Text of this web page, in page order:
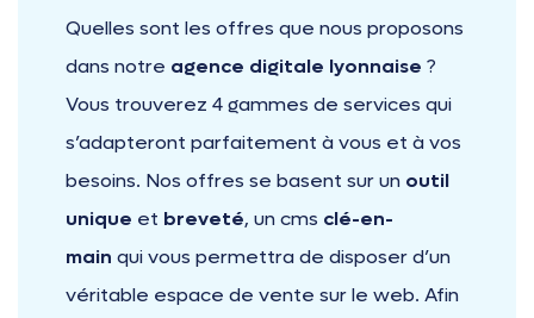
Quelles sont les offres que nous proposons
dans notre agence digitale lyonnaise ?
Vous trouverez 4 gammes de services qui
s’adapteront parfaitement à vous et à vos
besoins. Nos offres se basent sur un outil
unique et breveté, un cms clé-en-
main qui vous permettra de disposer d’un
véritable espace de vente sur le web. Afin